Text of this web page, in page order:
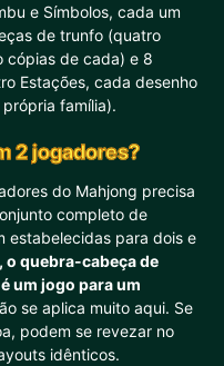
e Símbolos, cada um
de trunfo (quatro
cópias de cada) e 8
Estações, cada desenho
família).
2 jogadores?
do Mahjong precisa
completo de
estabelecidas para dois e
o quebra-cabeça de
um jogo para um
se aplica muito aqui. Se
podem se revezar no
idênticos.